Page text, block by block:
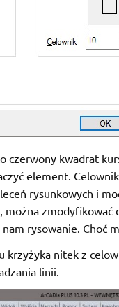
czerwony kwadrat
element.
rysunkowych i
można
rysowanie. Choć
krzyżyka nitek z
linii.